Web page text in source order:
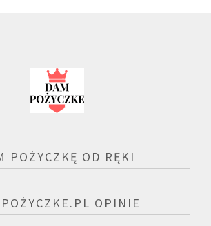
POŻYCZKĘ OD RĘKI
OPINIE